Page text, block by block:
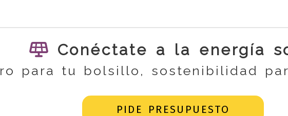
Conéctate a la energía
para tu bolsillo, sostenibilidad
PIDE PRESUPUESTO